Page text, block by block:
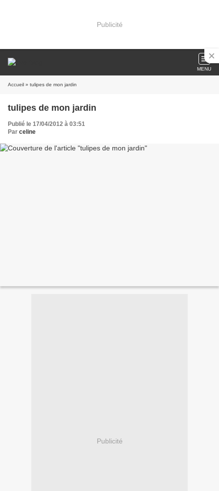
Publicité
MENU
Accueil » tulipes de mon jardin
tulipes de mon jardin
Publié le 17/04/2012 à 03:51
Par celine
Publicité